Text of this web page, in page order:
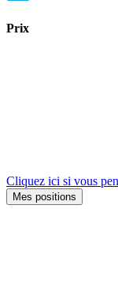
Prix
Cliquez ici si vous
Mes positions